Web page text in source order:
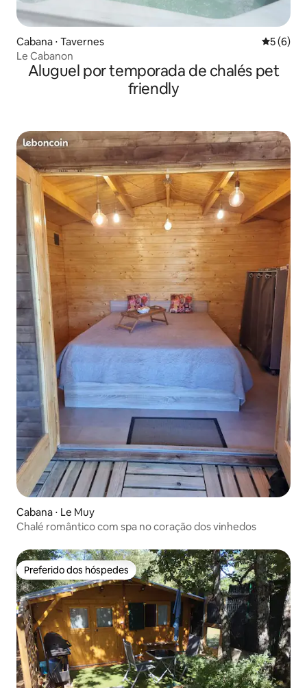
Cabana ⋅ Tavernes 5 de
5 (6)
Le Cabanon
Aluguel por temporada de chalés pet
friendly
Cabana ⋅ Le Muy
Chalé romântico com spa no coração dos vinhedos
Preferido dos hóspedes
Preferido dos hóspedes